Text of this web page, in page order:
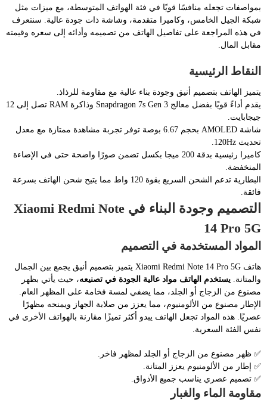
بمواصفات تجعله منافسًا قويًا في فئة الهواتف المتوسطة، مع ميزات مثل
شبكة الجيل الخامس، وكاميرا متقدمة، وشاشة ذات جودة عالية. سنتعرف
في هذه المراجعة على تفاصيل الهاتف من تصميمه وأدائه إلى سعره وقيمته
مقابل المال.
النقاط الرئيسية
يتميز الهاتف بتصميم أنيق وجودة بناء عالية مع مقاومة للرذاذ.
يقدم أداءً قويًا بفضل معالج Snapdragon 7s Gen 3 وذاكرة RAM تصل إلى 12
جيجابايت.
شاشة AMOLED بحجم 6.67 بوصة توفر تجربة مشاهدة ممتازة مع معدل
تحديث 120Hz.
كاميرا رئيسية بدقة 200 ميجا بكسل تضمن صورًا واضحة حتى في الإضاءة
المنخفضة.
البطارية تدعم الشحن السريع بقوة 120 واط مما يتيح شحن الهاتف بسرعة
فائقة.
التصميم وجودة البناء في Xiaomi Redmi Note
14 Pro 5G
المواد المستخدمة في التصميم
هاتف Xiaomi Redmi Note 14 Pro 5G يتميز بتصميم أنيق يجمع بين الجمال
والمتانة. يستخدم الهاتف مواد عالية الجودة في تصنيعه، حيث يأتي بظهر
مصنوع من الزجاج أو الجلد، مما يضفي لمسة فخامة على المظهر العام.
الإطار مصنوع من الألومنيوم، مما يعزز من صلابة الجهاز ويمنحه مظهرًا
عصريًا. هذه المواد تجعل الهاتف يبدو أكثر تميزًا مقارنة بالهواتف الأخرى في
نفس الفئة السعرية.
✅ ظهر مصنوع من الزجاج أو الجلد لمظهر فاخر.
✅ إطار من الألومنيوم يعزز المتانة.
✅ تصميم عصري يناسب جميع الأذواق.
مقاومة الماء والغبار